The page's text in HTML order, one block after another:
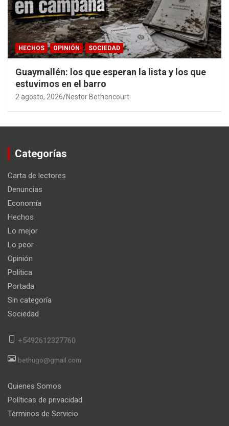
HECHOS OPINIÓN SOCIEDAD
Guaymallén: los que esperan la lista y los que
estuvimos en el barro
2 agosto, 2026 Nestor Bethencourt
Categorías
Carta de lectores
Denuncias
Economía
Hechos
Lo mejor
Lo peor
Opinión
Política
Portada
Sin categoría
Sociedad
+5492612327760
bethugo@gmail.com
Quienes Somos
Políticas de privacidad
Términos de Servicio